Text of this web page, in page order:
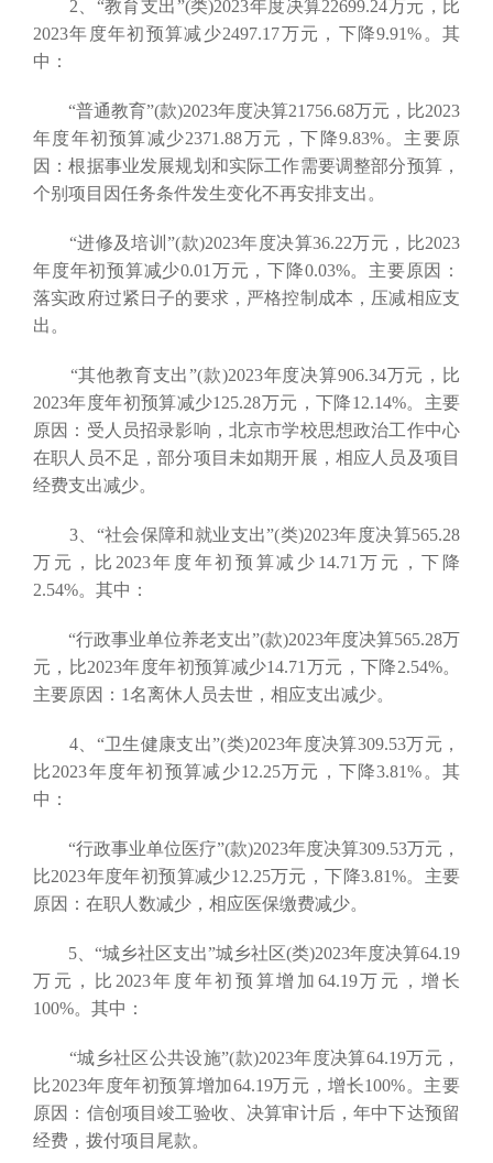
2、“教育支出”(类)2023年度决算22699.24万元，比
2023年度年初预算减少2497.17万元，下降9.91%。其
中：
“普通教育”(款)2023年度决算21756.68万元，比2023
年度年初预算减少2371.88万元，下降9.83%。主要原
因：根据事业发展规划和实际工作需要调整部分预算，
个别项目因任务条件发生变化不再安排支出。
“进修及培训”(款)2023年度决算36.22万元，比2023
年度年初预算减少0.01万元，下降0.03%。主要原因：
落实政府过紧日子的要求，严格控制成本，压减相应支
出。
“其他教育支出”(款)2023年度决算906.34万元，比
2023年度年初预算减少125.28万元，下降12.14%。主要
原因：受人员招录影响，北京市学校思想政治工作中心
在职人员不足，部分项目未如期开展，相应人员及项目
经费支出减少。
3、“社会保障和就业支出”(类)2023年度决算565.28
万元，比2023年度年初预算减少14.71万元，下降
2.54%。其中：
“行政事业单位养老支出”(款)2023年度决算565.28万
元，比2023年度年初预算减少14.71万元，下降2.54%。
主要原因：1名离休人员去世，相应支出减少。
4、“卫生健康支出”(类)2023年度决算309.53万元，
比2023年度年初预算减少12.25万元，下降3.81%。其
中：
“行政事业单位医疗”(款)2023年度决算309.53万元，
比2023年度年初预算减少12.25万元，下降3.81%。主要
原因：在职人数减少，相应医保缴费减少。
5、“城乡社区支出”城乡社区(类)2023年度决算64.19
万元，比2023年度年初预算增加64.19万元，增长
100%。其中：
“城乡社区公共设施”(款)2023年度决算64.19万元，
比2023年度年初预算增加64.19万元，增长100%。主要
原因：信创项目竣工验收、决算审计后，年中下达预留
经费，拨付项目尾款。